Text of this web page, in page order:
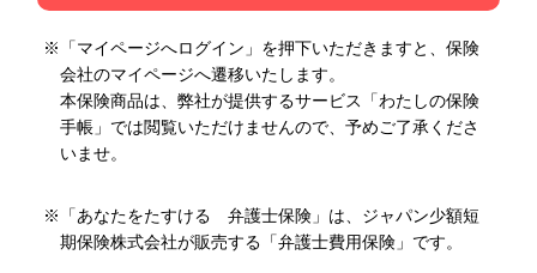
※「マイページへログイン」を押下いただきますと、保険
会社のマイページへ遷移いたします。
本保険商品は、弊社が提供するサービス「わたしの保険
手帳」では閲覧いただけませんので、予めご了承くださ
いませ。
※「あなたをたすける 弁護士保険」は、ジャパン少額短
期保険株式会社が販売する「弁護士費用保険」です。